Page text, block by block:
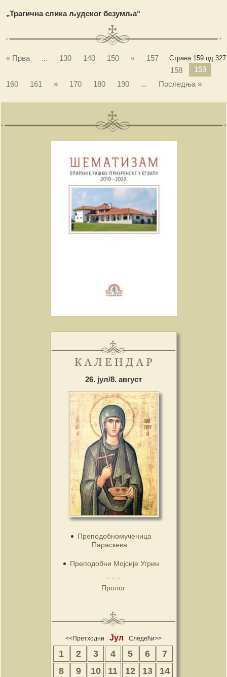
„Трагична слика људског безумља“
Страна 159 од 327
« Прва ... 130 140 150 «
157
158
159
160
161 » 170 180 190 ... Последња »
26. јул/8. август
Преподобномученица
Параскева
Преподобни Мојсије Угрин
Пролог
<<Претходни Јул Следећи>>
1 2 3 4 5 6
7
8
9 10 11 12 13
14